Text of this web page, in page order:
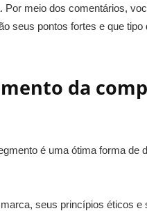
meio dos comentários,
seus pontos fortes e que
da
é uma ótima forma de
seus princípios éticos